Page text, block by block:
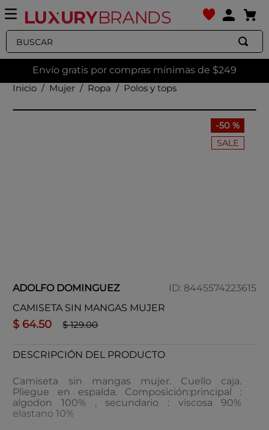
Buscar
Envío gratis por compras mínimas de $249
Mujer
Ropa Polos y tops
-50 %
SALE
ADOLFO DOMINGUEZ ID: 8445574223615
CAMISETA SIN MANGAS MUJER
$ 64.50 $ 129.00
DESCRIPCIÓN DEL PRODUCTO
Camiseta sin mangas mujer. Cuello caja.
Pliegue en espalda. Composición:principal :
algodon 100% , secundario : viscosa 90%
elastano 10%